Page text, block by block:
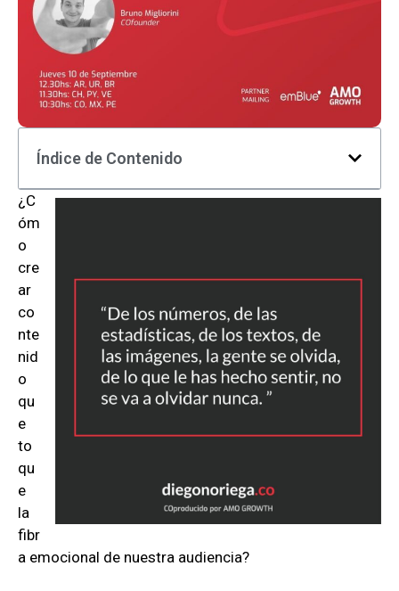
Índice de Contenido
¿C
óm
o
cre
ar
co
nte
nid
o
qu
e
to
qu
e
la
fibr
a emocional de nuestra audiencia?